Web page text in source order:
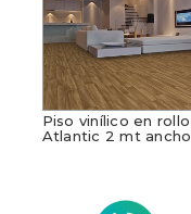
Piso vinílico en rollo
Atlantic 2 mt ancho